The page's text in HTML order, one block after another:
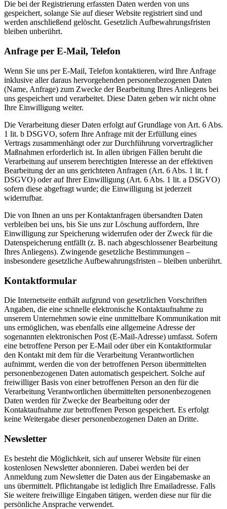
Die bei der Registrierung erfassten Daten werden von uns
gespeichert, solange Sie auf dieser Website registriert sind und
werden anschließend gelöscht. Gesetzlich Aufbewahrungsfristen
bleiben unberührt.
Anfrage per E-Mail, Telefon
Wenn Sie uns per E-Mail, Telefon kontaktieren, wird Ihre Anfrage
inklusive aller daraus hervorgehenden personenbezogenen Daten
(Name, Anfrage) zum Zwecke der Bearbeitung Ihres Anliegens bei
uns gespeichert und verarbeitet. Diese Daten geben wir nicht ohne
Ihre Einwilligung weiter.
Die Verarbeitung dieser Daten erfolgt auf Grundlage von Art. 6 Abs.
1 lit. b DSGVO, sofern Ihre Anfrage mit der Erfüllung eines
Vertrags zusammenhängt oder zur Durchführung vorvertraglicher
Maßnahmen erforderlich ist. In allen übrigen Fällen beruht die
Verarbeitung auf unserem berechtigten Interesse an der effektiven
Bearbeitung der an uns gerichteten Anfragen (Art. 6 Abs. 1 lit. f
DSGVO) oder auf Ihrer Einwilligung (Art. 6 Abs. 1 lit. a DSGVO)
sofern diese abgefragt wurde; die Einwilligung ist jederzeit
widerrufbar.
Die von Ihnen an uns per Kontaktanfragen übersandten Daten
verbleiben bei uns, bis Sie uns zur Löschung auffordern, Ihre
Einwilligung zur Speicherung widerrufen oder der Zweck für die
Datenspeicherung entfällt (z. B. nach abgeschlossener Bearbeitung
Ihres Anliegens). Zwingende gesetzliche Bestimmungen –
insbesondere gesetzliche Aufbewahrungsfristen – bleiben unberührt.
Kontaktformular
Die Internetseite enthält aufgrund von gesetzlichen Vorschriften
Angaben, die eine schnelle elektronische Kontaktaufnahme zu
unserem Unternehmen sowie eine unmittelbare Kommunikation mit
uns ermöglichen, was ebenfalls eine allgemeine Adresse der
sogenannten elektronischen Post (E-Mail-Adresse) umfasst. Sofern
eine betroffene Person per E-Mail oder über ein Kontaktformular
den Kontakt mit dem für die Verarbeitung Verantwortlichen
aufnimmt, werden die von der betroffenen Person übermittelten
personenbezogenen Daten automatisch gespeichert. Solche auf
freiwilliger Basis von einer betroffenen Person an den für die
Verarbeitung Verantwortlichen übermittelten personenbezogenen
Daten werden für Zwecke der Bearbeitung oder der
Kontaktaufnahme zur betroffenen Person gespeichert. Es erfolgt
keine Weitergabe dieser personenbezogenen Daten an Dritte.
Newsletter
Es besteht die Möglichkeit, sich auf unserer Website für einen
kostenlosen Newsletter abonnieren. Dabei werden bei der
Anmeldung zum Newsletter die Daten aus der Eingabemaske an
uns übermittelt. Pflichtangabe ist lediglich Ihre Emailadresse. Falls
Sie weitere freiwillige Eingaben tätigen, werden diese nur für die
persönliche Ansprache verwendet.